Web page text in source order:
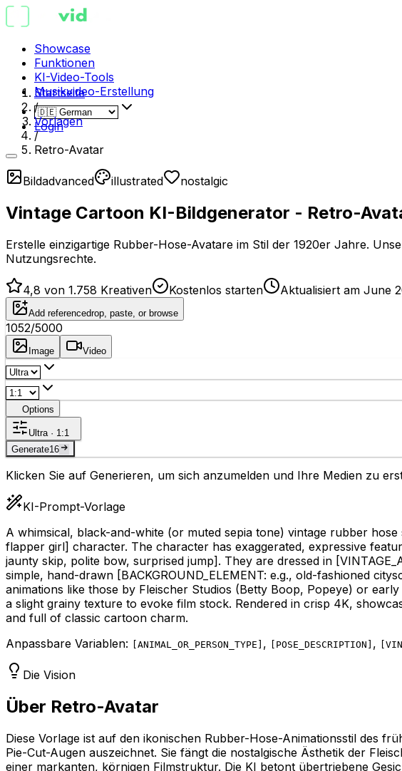
Showcase
Funktionen
KI-Video-Tools
Musikvideo-Erstellung
Login
Startseite
/
Vorlagen
/
Retro-Avatar
Bildadvanced illustrated nostalgic
Vintage Cartoon KI-Bildgenerator - Retro-
Erstelle einzigartige Rubber-Hose-Avatare im Stil der 1920er Jahre.
Nutzungsrechte.
4,8 von 1.758 Kreativen Kostenlos starten Aktualisiert am June
Add referencedrop, paste, or browse
1052/5000
Image Video
Options
Ultra · 1:1
Generate16
Klicken Sie auf Generieren, um sich anzumelden und Ihre Medien zu
KI-Prompt-Vorlage
A whimsical, black-and-white (or muted sepia tone) vintage rubber
flapper girl] character. The character has exaggerated, expressive
jaunty skip, polite bow, surprised jump]. They are dressed in
simple, hand-drawn [BACKGROUND_ELEMENT: e.g., old-fashioned
animations like those by Fleischer Studios (Betty Boop, Popeye) or
a slight grainy texture to evoke film stock. Rendered in crisp 4K,
and full of classic cartoon charm.
Anpassbare Variablen:
ANIMAL_OR_PERSON_TYPE , POSE_DESCRIPTION ,
Die Vision
Über Retro-Avatar
Diese Vorlage ist auf den ikonischen Rubber-Hose-Animationsstil des
Pie-Cut-Augen auszeichnet. Sie fängt die nostalgische Ästhetik der
einer markanten, körnigen Filmstruktur. Die KI betont übertriebene